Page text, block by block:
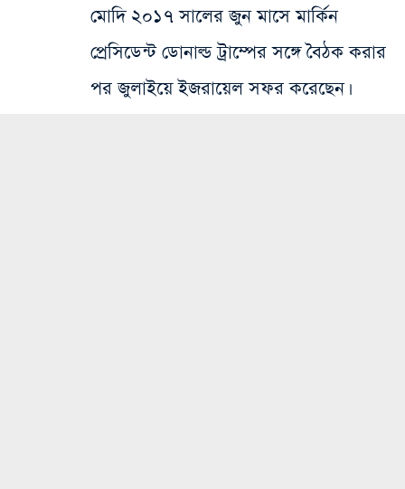
মোদি ২০১৭ সালের জুন মাসে মার্কিন
প্রেসিডেন্ট ডোনাল্ড ট্রাম্পের সঙ্গে বৈঠক করার
পর জুলাইয়ে ইজরায়েল সফর করেছেন।